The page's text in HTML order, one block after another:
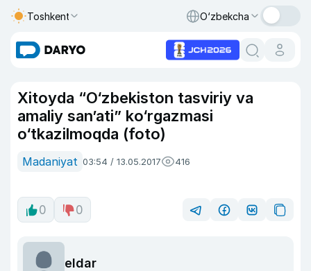
Toshkent O‘zbekcha
Xitoyda “O‘zbekiston tasviriy va
amaliy san’ati” ko‘rgazmasi
o‘tkazilmoqda (foto)
Madaniyat 03:54 / 13.05.2017 416
0 0
eldar